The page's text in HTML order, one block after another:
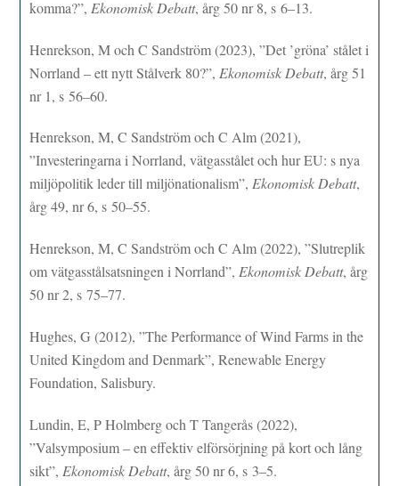
komma?”, Ekonomisk Debatt, årg 50 nr 8, s 6–13.
Henrekson, M och C Sandström (2023), ”Det ’gröna’ stålet i
Norrland – ett nytt Stålverk 80?”, Ekonomisk Debatt, årg 51
nr 1, s 56–60.
Henrekson, M, C Sandström och C Alm (2021),
”Investeringarna i Norrland, vätgasstålet och hur EU: s nya
miljöpolitik leder till miljönationalism”,Ekonomisk Debatt,
årg 49, nr 6, s 50–55.
Henrekson, M, C Sandström och C Alm (2022), ”Slutreplik
om vätgasstålsatsningen i Norrland”,Ekonomisk Debatt, årg
50 nr 2, s 75–77.
Hughes, G (2012), ”The Performance of Wind Farms in the
United Kingdom and Denmark”, Renewable Energy
Foundation, Salisbury.
Lundin, E, P Holmberg och T Tangerås (2022),
”Valsymposium – en effektiv elförsörjning på kort och lång
sikt”, Ekonomisk Debatt, årg 50 nr 6, s 3–5.